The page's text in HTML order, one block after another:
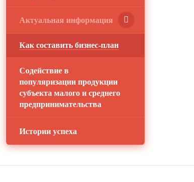
Актуальная информация
Как составить бизнес-план
Содействие в
популяризации продукции
субъекта малого и среднего
предпринимательства
Истории успеха